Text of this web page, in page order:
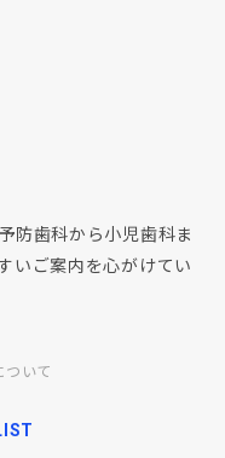
防歯科から小児歯科ま
いご案内を心がけてい
ついて